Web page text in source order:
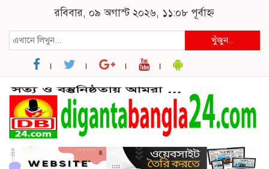
রবিবার, ০৯ অগাস্ট ২০২৬, ১১:০৮ পূর্বাহ্ন
খুঁজুন..